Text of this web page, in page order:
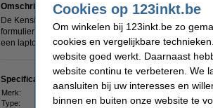
Omschrijving
De Kensington flexclip documenthouder is een
formulier lezen terwijl u aan het typen bent. U hoeft
een laptop of platte monitor. De flexibele arm met
Specificaties
Merk:
Type:
documenthouder
Cookies op 123inkt.be
Om winkelen bij 123inkt.be zo
cookies en vergelijkbare
website goed werkt. Daarnaast
website continu te verbeteren. We
aansluiten bij uw interesses en
binnen en buiten onze website te